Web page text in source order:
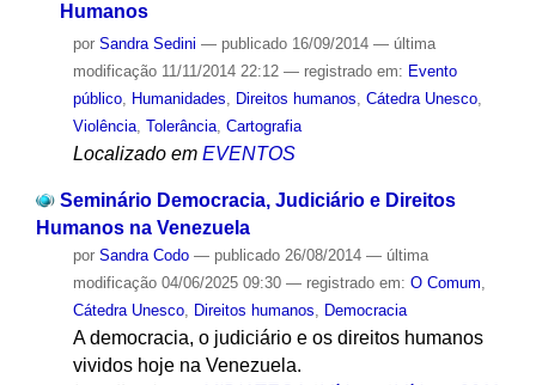
Humanos
por Sandra Sedini — publicado16/09/2014 — última
modificação11/11/2014 22:12 — registrado em: Evento
público, Humanidades, Direitos humanos, Cátedra Unesco,
Violência, Tolerância, Cartografia
Localizado em EVENTOS
Seminário Democracia, Judiciário e Direitos
Humanos na Venezuela
por Sandra Codo — publicado26/08/2014 — última
modificação04/06/2025 09:30 — registrado em: O Comum
Cátedra Unesco, Direitos humanos Democracia
A democracia, o judiciário e os direitos humanos
vividos hoje na Venezuela.